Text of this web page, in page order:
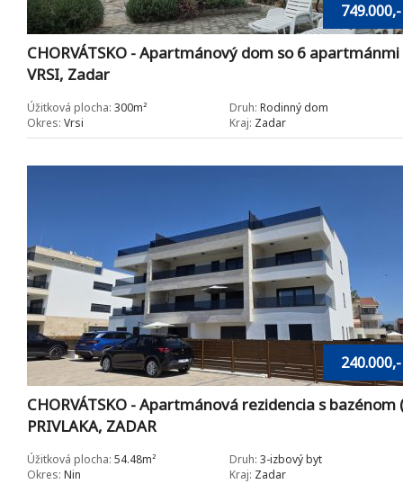
CHORVÁTSKO - Apartmánový dom so 6 apartmánmi
VRSI, Zadar
Úžitková plocha: 300m² Druh: Rodinný dom
Okres: Vrsi Kraj: Zadar
CHORVÁTSKO - Apartmánová rezidencia s bazénom
PRIVLAKA, ZADAR
Úžitková plocha: 54.48m² Druh: 3-izbový byt
Okres: Nin Kraj: Zadar